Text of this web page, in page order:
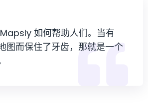
如何帮助人们。当有
图而保住了牙齿，那就是一个